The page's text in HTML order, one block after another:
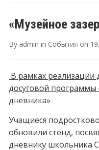
«Музейное
By admin in События on
В рамках реализации
досуговой программы
дневника»
Учащиеся
обновили стенд,
дневнику школьника